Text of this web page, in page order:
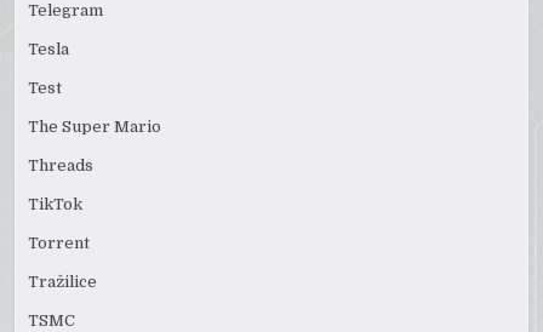
Telegram
Tesla
Test
The Super Mario
Threads
TikTok
Torrent
Tražilice
TSMC